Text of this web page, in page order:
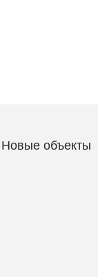
Новые объекты